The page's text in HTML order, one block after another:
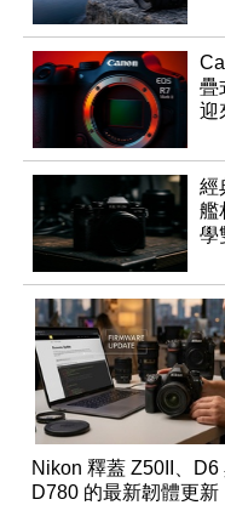
疊
迎
經
艦
學
Nikon 釋蓋 Z50II、D6
D780 的最新韌體更新